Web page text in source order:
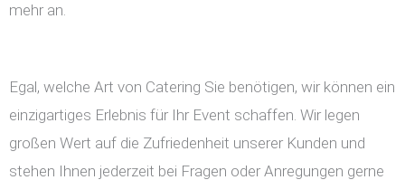
mehr an.
Egal, welche Art von Catering Sie benötigen, wir können ein
einzigartiges Erlebnis für Ihr Event schaffen. Wir legen
großen Wert auf die Zufriedenheit unserer Kunden und
stehen Ihnen jederzeit bei Fragen oder Anregungen gerne